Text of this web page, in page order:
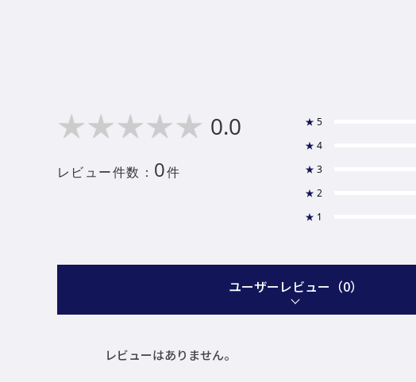
0.0
レビュー件数： 0件
★ 5
★ 4
★ 3
★ 2
★ 1
ユーザーレビュー （0）
レビューはありません。